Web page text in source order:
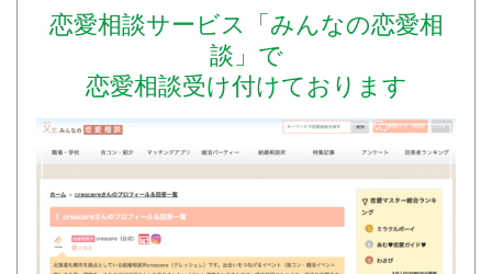
恋愛相談サービス「みんなの恋愛相
談」で
恋愛相談受け付けております